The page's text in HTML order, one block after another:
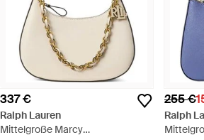
337 €
Ralph Lauren
Mittelgroße Marcy
255 €
Ralph